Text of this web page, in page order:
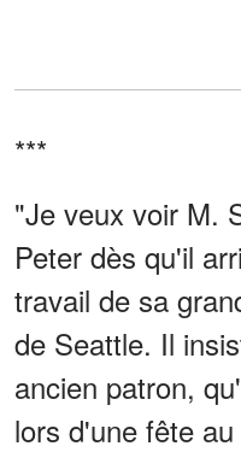
***
"Je veux voir M.
Peter dès qu'il
travail de sa
de Seattle. Il
ancien patron,
lors d'une fête